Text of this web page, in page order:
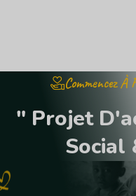
Commencez À
" Projet D'a
Social